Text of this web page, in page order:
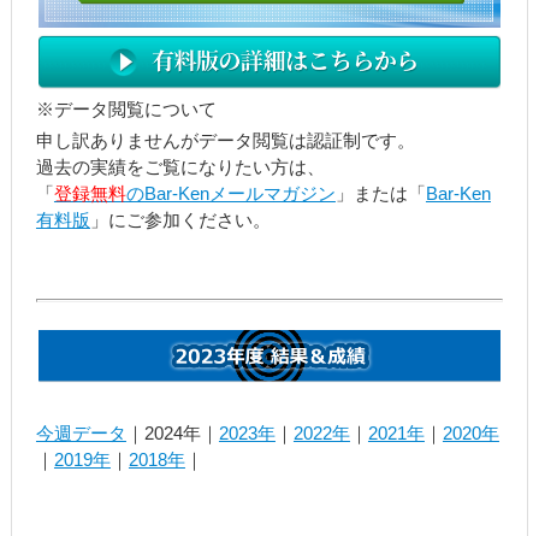
※データ閲覧について
申し訳ありませんがデータ閲覧は認証制です。
過去の実績をご覧になりたい方は、
「登録無料のBar-Kenメールマガジン 」または「Bar-Ken
有料版 」にご参加ください。
今週データ ｜2024年｜ 2023年｜ 2022年｜ 2021年｜ 2020年
｜ 2019年｜ 2018年｜